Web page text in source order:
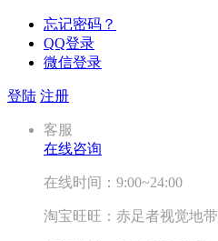
忘记密码？
QQ登录
微信登录
登陆 注册
客服
在线咨询
在线时间：9:00~24:00
淘宝旺旺：赤足者视觉地带